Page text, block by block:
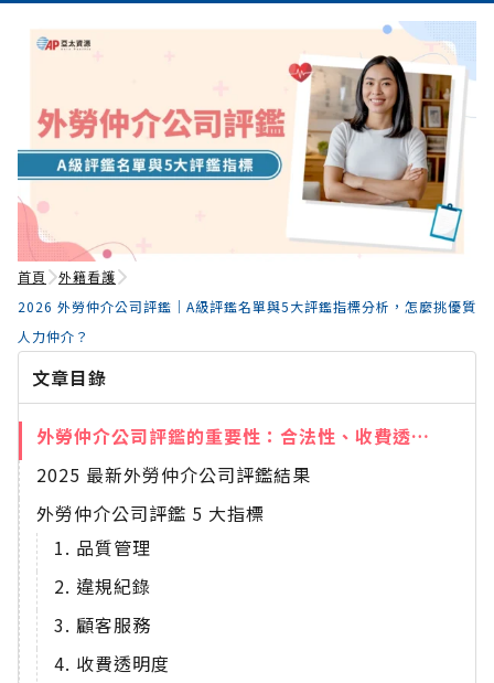
首頁
外籍看護
2026 外勞仲介公司評鑑｜A級評鑑名單與5大評鑑指標分析，怎麼挑優質
人力仲介？
文章目錄
外勞仲介公司評鑑的重要性：合法性、收費透明與服務保障
2025 最新外勞仲介公司評鑑結果
外勞仲介公司評鑑 5 大指標
1. 品質管理
2. 違規紀錄
3. 顧客服務
4. 收費透明度